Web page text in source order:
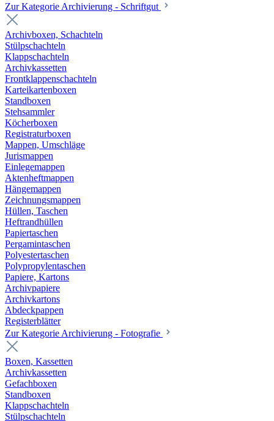
Zur Kategorie Archivierung - Schriftgut
Archivboxen, Schachteln
Stülpschachteln
Klappschachteln
Archivkassetten
Frontklappenschachteln
Karteikartenboxen
Standboxen
Stehsammler
Köcherboxen
Registraturboxen
Mappen, Umschläge
Jurismappen
Einlegemappen
Aktenheftmappen
Hängemappen
Zeichnungsmappen
Hüllen, Taschen
Heftrandhüllen
Papiertaschen
Pergamintaschen
Polyestertaschen
Polypropylentaschen
Papiere, Kartons
Archivpapiere
Archivkartons
Abdeckpappen
Registerblätter
Zur Kategorie Archivierung - Fotografie
Boxen, Kassetten
Archivkassetten
Gefachboxen
Standboxen
Klappschachteln
Stülpschachteln